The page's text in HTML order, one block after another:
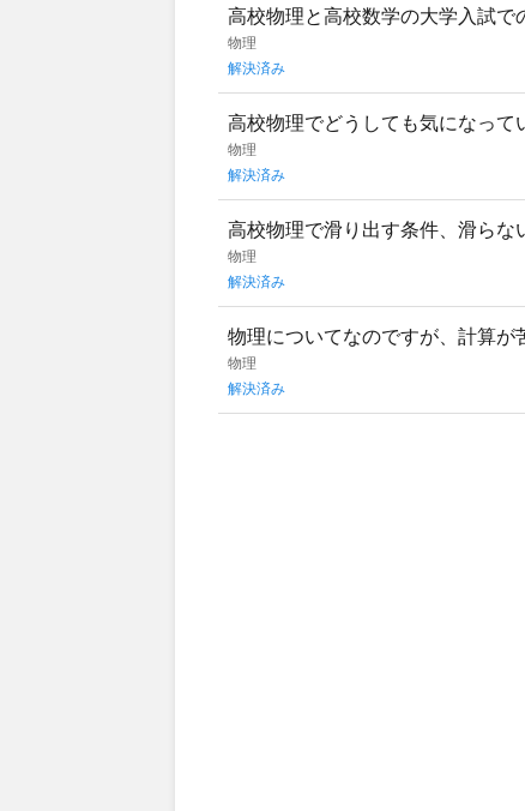
高校物理と高校数学の大学入試
必ず問題に出てきた文字を全て使
物理
解決済み
高校物理でどうしても気になっ
に使ったり繋がっていたりしませ
物理
解決済み
高校物理で滑り出す条件、滑ら
滑り出す条件を求めよという問題
物理
解決済み
物理についてなのですが、計算
度苦い思いをしています。何か計
物理
解決済み